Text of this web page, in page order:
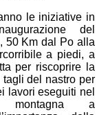
le iniziative in
del
50 Km dal Po alla
a piedi, a
per riscoprire la
del nastro per
lavori eseguiti nel
montagna a